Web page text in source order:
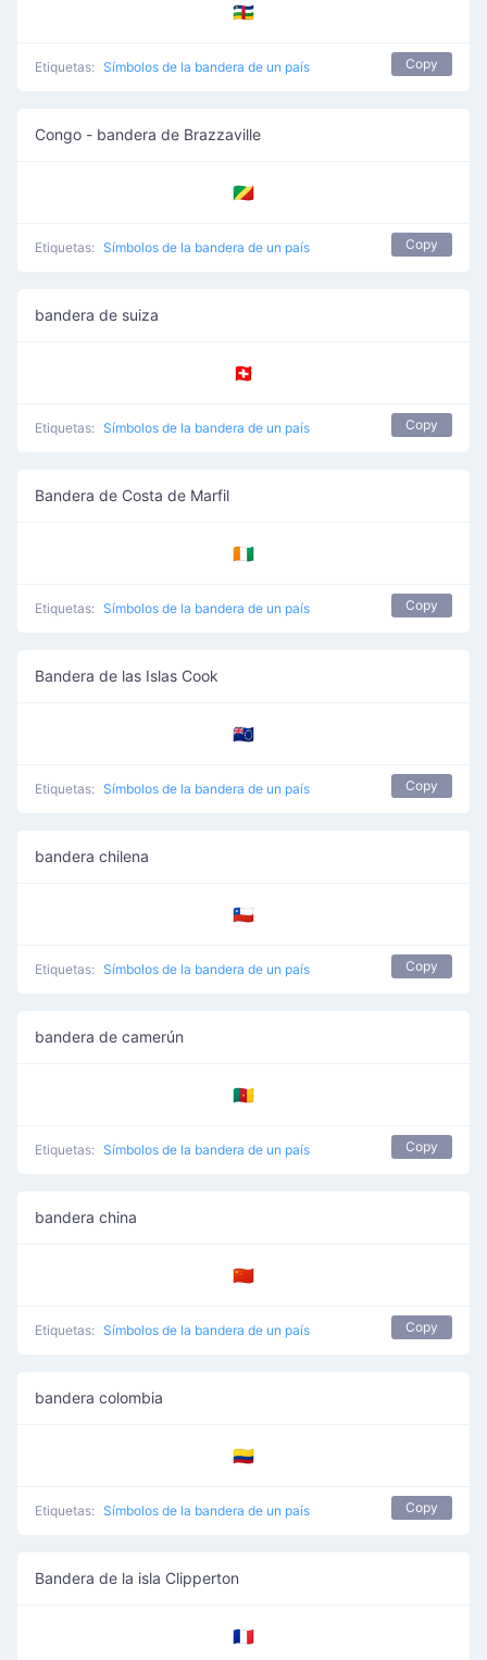
🇨🇫
Etiquetas: Símbolos de la bandera de un país Copy
Congo - bandera de Brazzaville
🇨🇬
Etiquetas: Símbolos de la bandera de un país Copy
bandera de suiza
🇨🇭
Etiquetas: Símbolos de la bandera de un país Copy
Bandera de Costa de Marfil
🇨🇮
Etiquetas: Símbolos de la bandera de un país Copy
Bandera de las Islas Cook
🇨🇰
Etiquetas: Símbolos de la bandera de un país Copy
bandera chilena
🇨🇱
Etiquetas: Símbolos de la bandera de un país Copy
bandera de camerún
🇨🇲
Etiquetas: Símbolos de la bandera de un país Copy
bandera china
🇨🇳
Etiquetas: Símbolos de la bandera de un país Copy
bandera colombia
🇨🇴
Etiquetas: Símbolos de la bandera de un país Copy
Bandera de la isla Clipperton
🇨🇵